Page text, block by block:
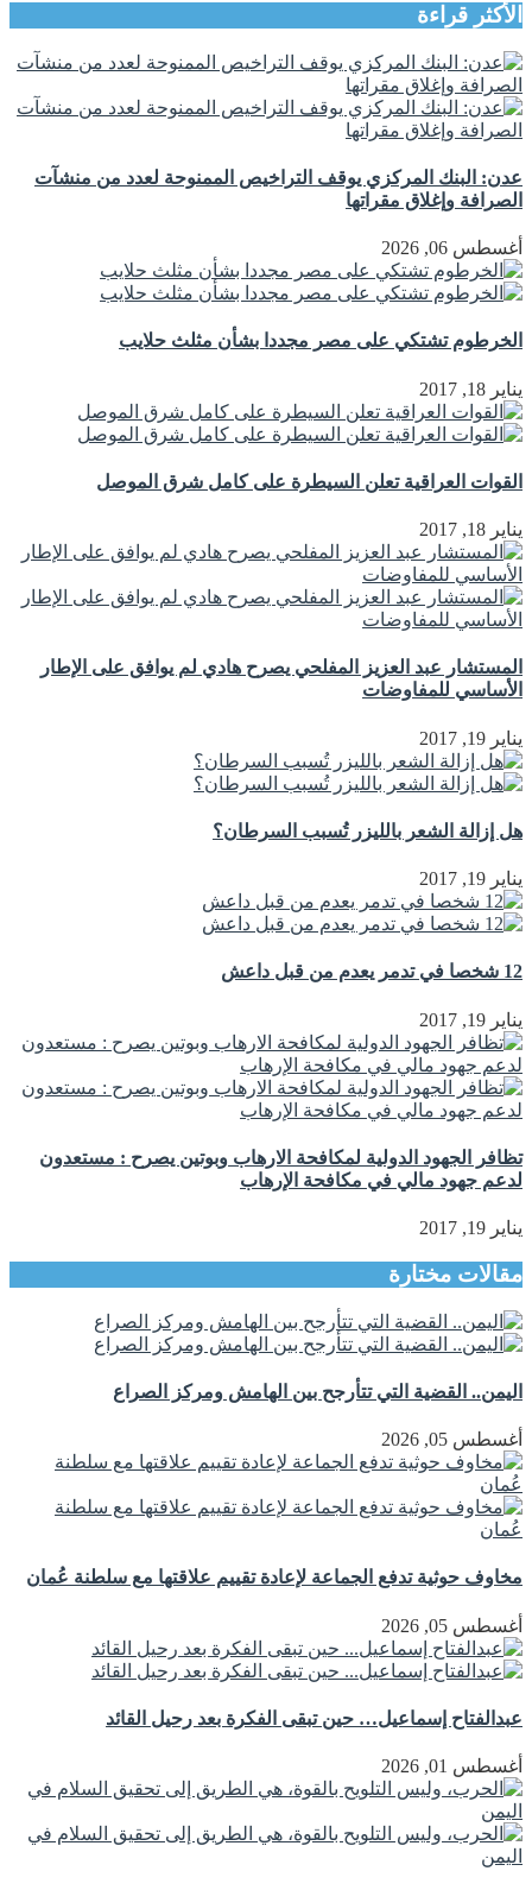
الأكثر قراءة
عدن: البنك المركزي يوقف التراخيص الممنوحة لعدد من منشآت
الصرافة وإغلاق مقراتها
أغسطس 06, 2026
الخرطوم تشتكي على مصر مجددا بشأن مثلث حلايب
يناير 18, 2017
القوات العراقية تعلن السيطرة على كامل شرق الموصل
يناير 18, 2017
المستشار عبد العزيز المفلحي يصرح هادي لم يوافق على الإطار
الأساسي للمفاوضات
يناير 19, 2017
هل إزالة الشعر بالليزر تُسبب السرطان؟
يناير 19, 2017
12 شخصا في تدمر يعدم من قبل داعش
يناير 19, 2017
تظافر الجهود الدولية لمكافحة الارهاب وبوتين يصرح : مستعدون
لدعم جهود مالي في مكافحة الإرهاب
يناير 19, 2017
مقالات مختارة
اليمن.. القضية التي تتأرجح بين الهامش ومركز الصراع
أغسطس 05, 2026
مخاوف حوثية تدفع الجماعة لإعادة تقييم علاقتها مع سلطنة عُمان
أغسطس 05, 2026
عبدالفتاح إسماعيل… حين تبقى الفكرة بعد رحيل القائد
أغسطس 01, 2026